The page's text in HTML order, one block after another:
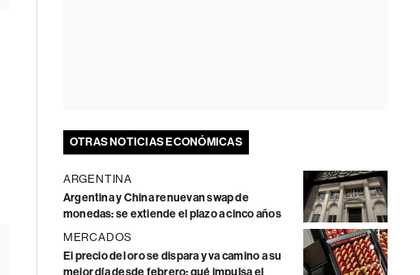
OTRAS NOTICIAS ECONÓMICAS
ARGENTINA
Argentina y China renuevan swap de
monedas: se extiende el plazo a cinco años
MERCADOS
El precio del oro se dispara y va camino a su
mejor día desde febrero: qué impulsa el